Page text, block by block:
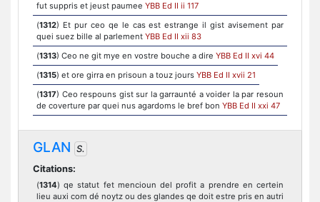
fut suppris et jeust paumee YBB Ed II ii 117
(1312) Et pur ceo qe le cas est estrange il gist avisement par
quei suez bille al parlement YBB Ed II xii 83
(1313) Ceo ne git mye en vostre bouche a dire YBB Ed II xvi 44
(1315) et ore girra en prisoun a touz jours YBB Ed II xvii 21
(1317) Ceo respouns gist sur la garraunté a voider la par resoun
de coverture par quei nus agardoms le bref bon YBB Ed II xxi 47
GLAN S.
Citations:
(1314) qe statut fet mencioun del profit a prendre en certein
lieu auxi com dé noytz ou des glandes qe doit estre pris en autri